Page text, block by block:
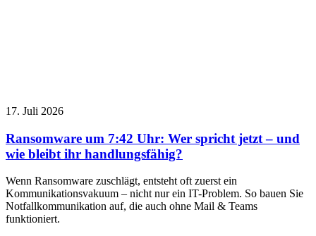
17. Juli 2026
Ransomware um 7:42 Uhr: Wer spricht jetzt – und
wie bleibt ihr handlungsfähig?
Wenn Ransomware zuschlägt, entsteht oft zuerst ein
Kommunikationsvakuum – nicht nur ein IT-Problem. So bauen Sie
Notfallkommunikation auf, die auch ohne Mail & Teams
funktioniert.